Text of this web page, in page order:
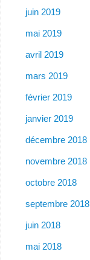
juin 2019
mai 2019
avril 2019
mars 2019
février 2019
janvier 2019
décembre 2018
novembre 2018
octobre 2018
septembre 2018
juin 2018
mai 2018